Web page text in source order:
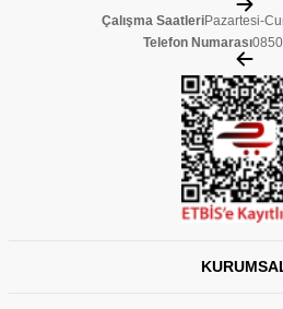
Çalışma SaatleriPazartesi-
Telefon Numarası